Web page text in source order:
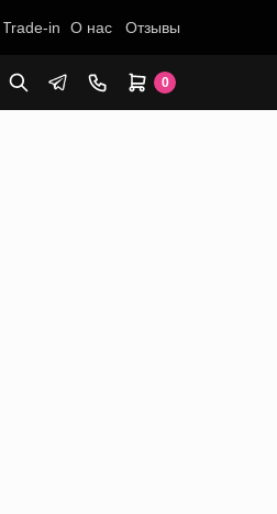
0
Trade-in О нас Отзывы